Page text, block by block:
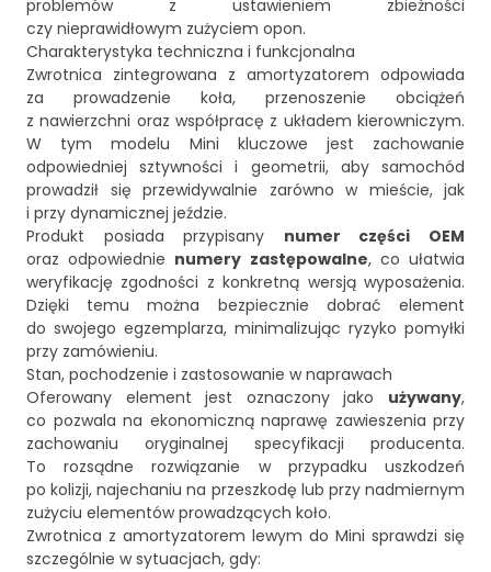
problemów z ustawieniem zbieżności
czy nieprawidłowym zużyciem opon.
Charakterystyka techniczna i funkcjonalna
Zwrotnica zintegrowana z amortyzatorem odpowiada
za prowadzenie koła, przenoszenie obciążeń
z nawierzchni oraz współpracę z układem kierowniczym.
W tym modelu Mini kluczowe jest zachowanie
odpowiedniej sztywności i geometrii, aby samochód
prowadził się przewidywalnie zarówno w mieście, jak
i przy dynamicznej jeździe.
Produkt posiada przypisany numer części OEM
oraz odpowiednie numery zastępowalne, co ułatwia
weryfikację zgodności z konkretną wersją wyposażenia.
Dzięki temu można bezpiecznie dobrać element
do swojego egzemplarza, minimalizując ryzyko pomyłki
przy zamówieniu.
Stan, pochodzenie i zastosowanie w naprawach
Oferowany element jest oznaczony jako używany,
co pozwala na ekonomiczną naprawę zawieszenia przy
zachowaniu oryginalnej specyfikacji producenta.
To rozsądne rozwiązanie w przypadku uszkodzeń
po kolizji, najechaniu na przeszkodę lub przy nadmiernym
zużyciu elementów prowadzących koło.
Zwrotnica z amortyzatorem lewym do Mini sprawdzi się
szczególnie w sytuacjach, gdy: